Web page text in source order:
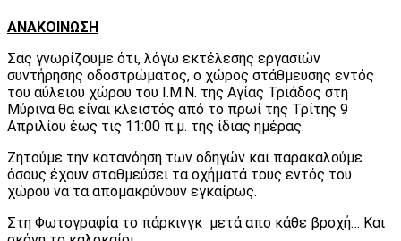
ΑΝΑΚΟΙΝΩΣΗ
Σας γνωρίζουμε ότι, λόγω εκτέλεσης εργασιών
συντήρησης οδοστρώματος, ο χώρος στάθμευσης εντός
του αύλειου χώρου του Ι.Μ.Ν. της Αγίας Τριάδος στη
Μύρινα θα είναι κλειστός από το πρωί της Τρίτης 9
Απριλίου έως τις 11:00 π.μ. της ίδιας ημέρας.
Ζητούμε την κατανόηση των οδηγών και παρακαλούμε
όσους έχουν σταθμεύσει τα οχήματά τους εντός του
χώρου να τα απομακρύνουν εγκαίρως.
Στη Φωτογραφία το πάρκινγκ μετά απο κάθε βροχή… Και